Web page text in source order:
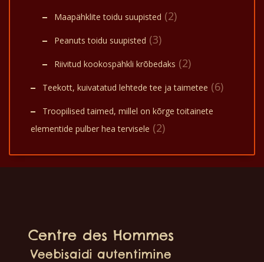
Maapähklite toidu suupisted (2)
Peanuts toidu suupisted (3)
Riivitud kookospähkli krõbedaks (2)
Teekott, kuivatatud lehtede tee ja taimetee (6)
Troopilised taimed, millel on kõrge toitainete
elementide pulber hea tervisele (2)
Centre des Hommes
Veebisaidi autentimine